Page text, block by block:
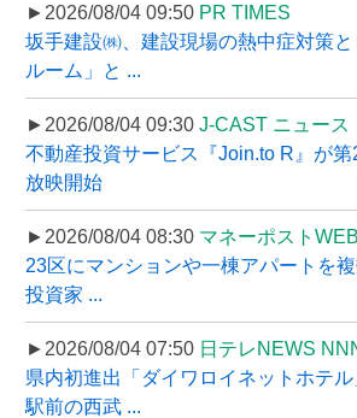
►2026/08/04 09:50 PR TIMES
坂手建設㈱、建設現場の熱中症対策
ルーム」と ...
►2026/08/04 09:30 J-CAST ニュース
不動産投資サービス『Join.to R』が
放映開始
►2026/08/04 08:30 マネーポストWEB
23区にマンションや一棟アパートを
投資家 ...
►2026/08/04 07:50 日テレNEWS
県内初進出「ダイワロイネットホテ
駅前の西武 ...